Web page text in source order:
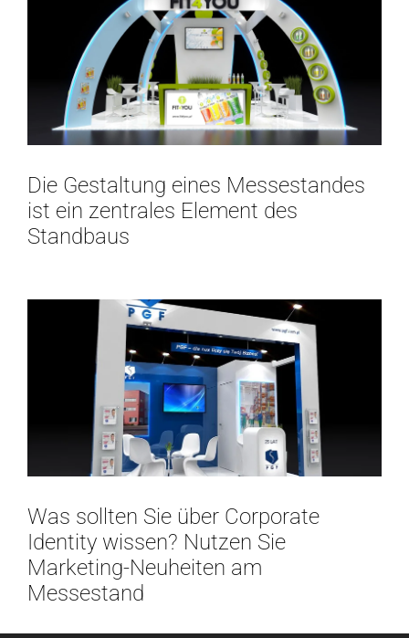
Die Gestaltung eines Messestandes
ist ein zentrales Element des
Standbaus
Was sollten Sie über Corporate
Identity wissen? Nutzen Sie
Marketing-Neuheiten am
Messestand